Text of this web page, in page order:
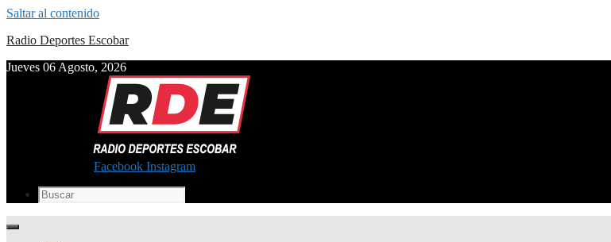
Saltar al contenido
Radio Deportes Escobar
Jueves 06 Agosto, 2026
Facebook Instagram